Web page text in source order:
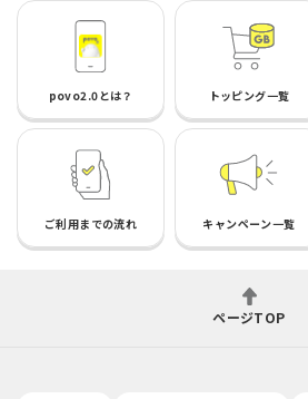
povo2.0とは？ トッピング一覧
ご利用までの流れ キャンペーン一覧
ページTOP